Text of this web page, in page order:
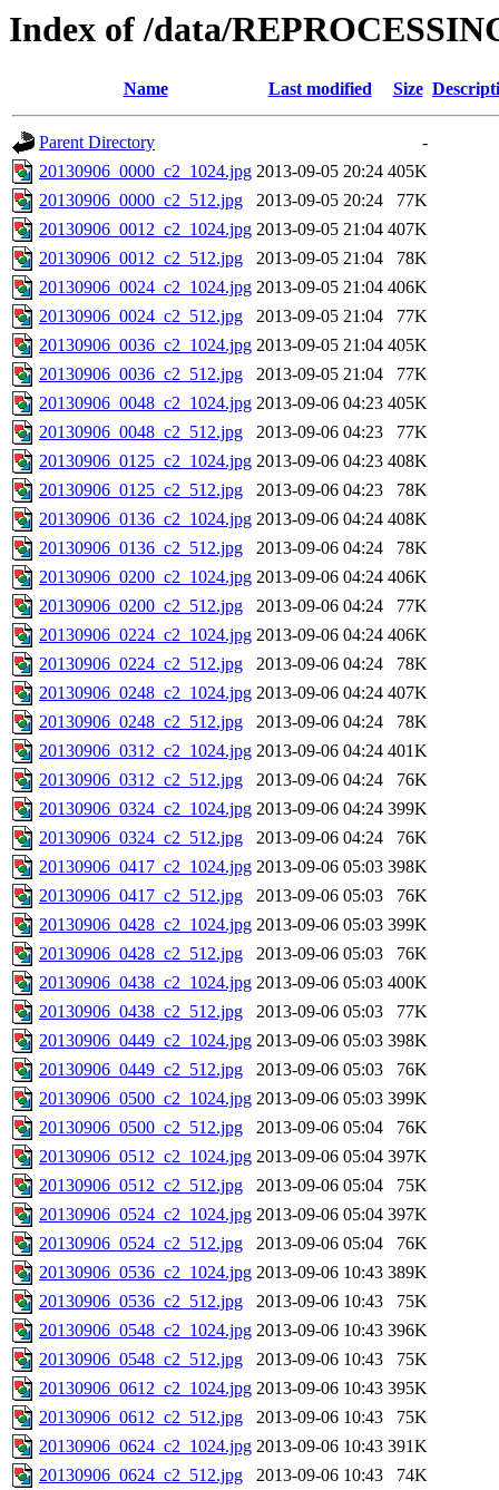
Index of /data/
Name Last modified Size
Parent Directory
-
20130906_0000_c2_1024.jpg 2013-09-05 20:24 405K
20130906_0000_c2_512.jpg
2013-09-05 20:24
77K
20130906_0012_c2_1024.jpg 2013-09-05 21:04 407K
20130906_0012_c2_512.jpg
2013-09-05 21:04
78K
20130906_0024_c2_1024.jpg 2013-09-05 21:04 406K
20130906_0024_c2_512.jpg
2013-09-05 21:04
77K
20130906_0036_c2_1024.jpg 2013-09-05 21:04 405K
20130906_0036_c2_512.jpg
2013-09-05 21:04
77K
20130906_0048_c2_1024.jpg 2013-09-06 04:23 405K
20130906_0048_c2_512.jpg
2013-09-06 04:23
77K
20130906_0125_c2_1024.jpg 2013-09-06 04:23 408K
20130906_0125_c2_512.jpg
2013-09-06 04:23
78K
20130906_0136_c2_1024.jpg 2013-09-06 04:24 408K
20130906_0136_c2_512.jpg
2013-09-06 04:24
78K
20130906_0200_c2_1024.jpg 2013-09-06 04:24 406K
20130906_0200_c2_512.jpg
2013-09-06 04:24
77K
20130906_0224_c2_1024.jpg 2013-09-06 04:24 406K
20130906_0224_c2_512.jpg
2013-09-06 04:24
78K
20130906_0248_c2_1024.jpg 2013-09-06 04:24 407K
20130906_0248_c2_512.jpg
2013-09-06 04:24
78K
20130906_0312_c2_1024.jpg 2013-09-06 04:24 401K
20130906_0312_c2_512.jpg
2013-09-06 04:24
76K
20130906_0324_c2_1024.jpg 2013-09-06 04:24 399K
20130906_0324_c2_512.jpg
2013-09-06 04:24
76K
20130906_0417_c2_1024.jpg 2013-09-06 05:03 398K
20130906_0417_c2_512.jpg
2013-09-06 05:03
76K
20130906_0428_c2_1024.jpg 2013-09-06 05:03 399K
20130906_0428_c2_512.jpg
2013-09-06 05:03
76K
20130906_0438_c2_1024.jpg 2013-09-06 05:03 400K
20130906_0438_c2_512.jpg
2013-09-06 05:03
77K
20130906_0449_c2_1024.jpg 2013-09-06 05:03 398K
20130906_0449_c2_512.jpg
2013-09-06 05:03
76K
20130906_0500_c2_1024.jpg 2013-09-06 05:03 399K
20130906_0500_c2_512.jpg
2013-09-06 05:04
76K
20130906_0512_c2_1024.jpg 2013-09-06 05:04 397K
20130906_0512_c2_512.jpg
2013-09-06 05:04
75K
20130906_0524_c2_1024.jpg 2013-09-06 05:04 397K
20130906_0524_c2_512.jpg
2013-09-06 05:04
76K
20130906_0536_c2_1024.jpg 2013-09-06 10:43 389K
20130906_0536_c2_512.jpg
2013-09-06 10:43
75K
20130906_0548_c2_1024.jpg 2013-09-06 10:43 396K
20130906_0548_c2_512.jpg
2013-09-06 10:43
75K
20130906_0612_c2_1024.jpg 2013-09-06 10:43 395K
20130906_0612_c2_512.jpg
2013-09-06 10:43
75K
20130906_0624_c2_1024.jpg 2013-09-06 10:43 391K
20130906_0624_c2_512.jpg
2013-09-06 10:43
74K